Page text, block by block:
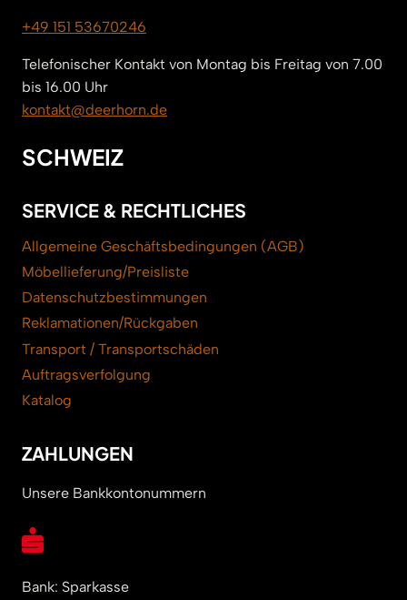
+49 151 53670246
Telefonischer Kontakt von Montag bis Freitag von 7.00
bis 16.00 Uhr
kontakt@deerhorn.de
SCHWEIZ
SERVICE & RECHTLICHES
Allgemeine Geschäftsbedingungen (AGB)
Möbellieferung/Preisliste
Datenschutzbestimmungen
Reklamationen/Rückgaben
Transport / Transportschäden
Auftragsverfolgung
Katalog
ZAHLUNGEN
Unsere Bankkontonummern
Bank: Sparkasse